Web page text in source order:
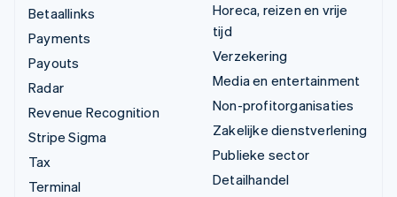
Betaallinks
Payments
Payouts
Radar
Revenue Recognition
Stripe Sigma
Tax
Terminal
Horeca, reizen en vrije
tijd
Verzekering
Media en entertainment
Non-profitorganisaties
Zakelijke dienstverlening
Publieke sector
Detailhandel